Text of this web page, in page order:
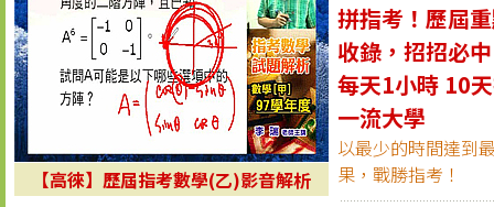
【高徠】歷屆指考數學(乙)影音解析
拼指考！歷屆
收錄，招招必
每天1小時 10
一流大學
以最少的時間達到
果，戰勝指考！